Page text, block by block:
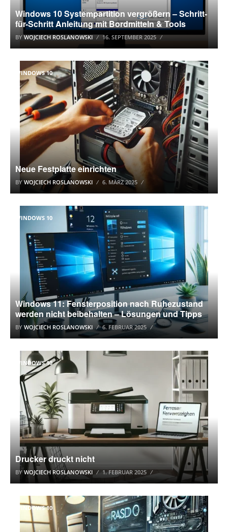
Windows 10 Systempartition vergrößern – Schritt-
für-Schritt Anleitung mit Bordmitteln & Tools
BYWOJCIECH ROSLANOWSKI 16. SEPTEMBER 2025
WINDOWS 10
Neue Festplatte einrichten
BYWOJCIECH ROSLANOWSKI 6. MÄRZ 2025
WINDOWS 10
Windows 11: Fensterposition nach Ruhezustand
werden nicht beibehalten – Lösungen und Tipps
BY WOJCIECH ROSLANOWSKI 6. FEBRUAR 2025
WINDOWS 10
Drucker druckt nicht
BYWOJCIECH ROSLANOWSKI 1. FEBRUAR 2025
WINDOWS 10